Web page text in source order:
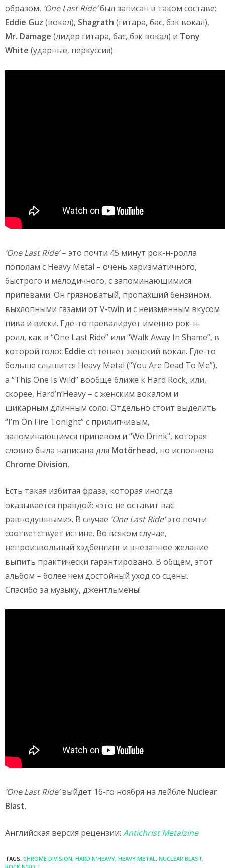
образом, ‘One Last Ride’был записан в таком составе:
Eddie Guz (вокал), Shagrath (гитара, бас, бэк вокал),
Mr. Damage (лидер гитара, бас, бэк вокал) и Tony
White (ударные, перкуссия).
‘One Last Ride’– это почти 45 минут рок-н-ролла
пополам с Heavy Metal – очень харизматичного,
быстрого и мелодичного, с запоминающимися
припевами. Он грязноватый, пропахший бензином,
выхлопными газами от V-twin и с неизменным вкусом
пива и виски. Где-то превалирует именно рок-н-
ролл, как в “One Last Ride” или “Walk Away In Shame”, в
которой голос Eddie оттеняет женский вокал. Где-то
больше слышится Heavy Metal (“You Are Dead To Me”),
а “This One Is Wild” вообще ближе к Hard Rock, или,
скорее, Hard’n’Heavy – с женским вокалом и
шикарным длинным соло. Отдельно стоит выделить
“I’m On Fire Tonight” с прилипчивым,
запоминающимся припевом и “We Drink”, которая
словно была написана для Motörhead, но исполнена
Chrome Division.
Есть такая избитая фраза, которая иногда
оказывается правдой: «это не оставит вас
равнодушными». В случае ‘One Last Ride’это почти
соответствует истине. Во всяком случае,
непроизвольный хэдбенгинг и внезапное желание
выпить практически гарантировано. В общем, этот
альбом – более чем достойный уход со сцены.
Спасибо за музыку, джентльмены!
‘One Last Ride’выйдет 16-го ноября на лейбле Nuclear
Blast.
Английская версия рецензии: Antichrist Metalzine
TAGS: CHROME DIVISION, HARD'N'HEAVY, HEAVY METAL, NUCLEAR BLAST,